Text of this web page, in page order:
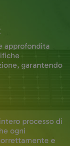
approfondita
garantendo
processo di
ogni
e